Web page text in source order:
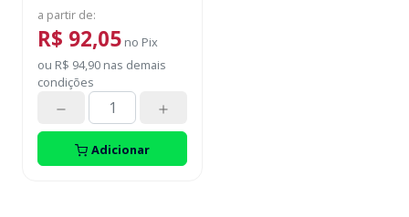
a partir de:
R$ 92,05 no Pix
ou R$ 94,90 nas demais
condições
Adicionar